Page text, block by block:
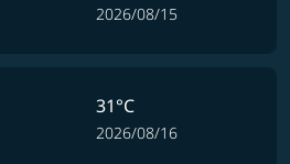
2026/08/15
31°C
2026/08/16